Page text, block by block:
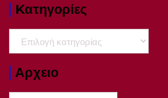
Kατηγορίες
Αρχειο